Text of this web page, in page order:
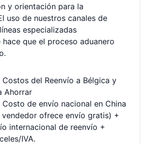
y orientación para la
uso de nuestros canales de
especializadas
hace que el proceso aduanero
del Reenvío a Bélgica y
Ahorrar
de envío nacional en China
ofrece envío gratis) +
internacional de reenvío +
IVA.